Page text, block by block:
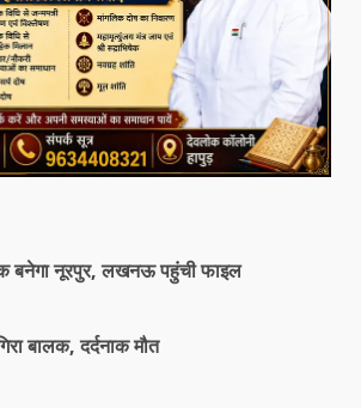
बनेगा नूरपुर, लखनऊ पहुंची फाइल
बालक, दर्दनाक मौत